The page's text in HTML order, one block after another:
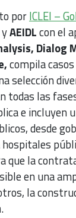
porICLEI –
yAEIDLcon el
Dialog
compila
selección
todas las
e incluyen
desde
que la
en una
la